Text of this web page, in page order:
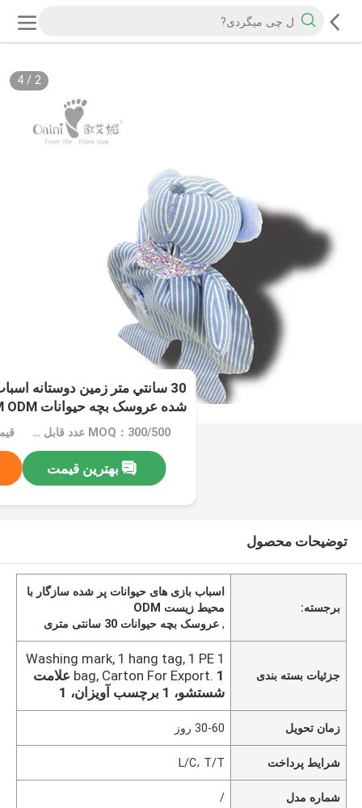
2
/
4
30 سانتي متر زمين دوستانه
شده عروسک بچه حيوانات OEM ODM
MOQ：300/500 عدد قابل مذاکره
بهترین قیمت
توضیحات محصول
برجسته:
اسباب بازی های حیوانات پر شده سازگار با
محیط زیست ODM
,عروسک بچه حیوانات 30 سانتی متری
جزئیات بسته بندی
1 Washing mark, 1 hang tag, 1 PE
bag, Carton For Export. 1 علامت
شستشو، 1 برچسب آویزان، 1
زمان تحویل 30-60 روز
شرایط پرداخت L/C، T/T
شماره مدل /